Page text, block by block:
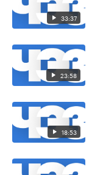
33:37
23:58
18:53